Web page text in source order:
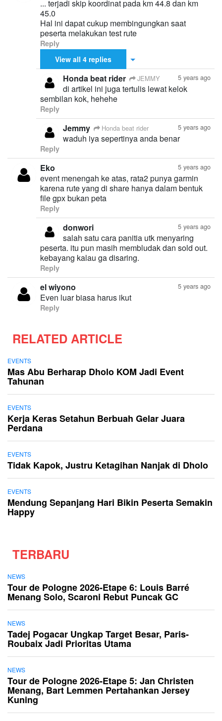
... terjadi skip koordinat pada km 44.8 dan km
45.0
Hal ini dapat cukup membingungkan saat
peserta melakukan test rute
Reply
View all 4 replies
5 years ago
Honda beat rider JEMMY
di artikel ini juga tertulis lewat kelok
sembilan kok, hehehe
Reply
5 years ago
Jemmy Honda beat rider
waduh iya sepertinya anda benar
Reply
5 years ago
Eko
event menengah ke atas, rata2 punya garmin
karena rute yang di share hanya dalam bentuk
file gpx bukan peta
Reply
5 years ago
donwori
salah satu cara panitia utk menyaring
peserta. itu pun masih membludak dan sold out.
kebayang kalau ga disaring.
Reply
5 years ago
el wiyono
Even luar biasa harus ikut
Reply
RELATED ARTICLE
EVENTS
Mas Abu Berharap Dholo KOM Jadi Event
Tahunan
EVENTS
Kerja Keras Setahun Berbuah Gelar Juara
Perdana
EVENTS
Tidak Kapok, Justru Ketagihan Nanjak di Dholo
EVENTS
Mendung Sepanjang Hari Bikin Peserta Semakin
Happy
TERBARU
NEWS
Tour de Pologne 2026-Etape 6: Louis Barré
Menang Solo, Scaroni Rebut Puncak GC
NEWS
Tadej Pogacar Ungkap Target Besar, Paris-
Roubaix Jadi Prioritas Utama
NEWS
Tour de Pologne 2026-Etape 5: Jan Christen
Menang, Bart Lemmen Pertahankan Jersey
Kuning